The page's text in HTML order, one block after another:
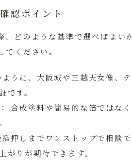
認ポイント
どのような基準で選べばよい
ください。
うに、大阪城や三越天女像、
です。
合成塗料や簡易的な箔ではな
押しまでワンストップで相談
がりが期待できます。